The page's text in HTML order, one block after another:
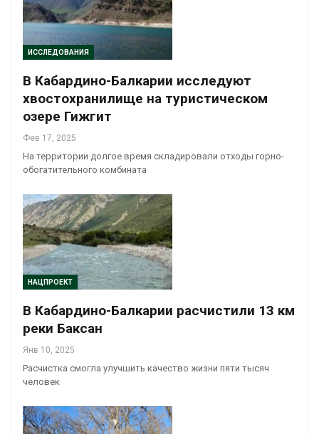
ИССЛЕДОВАНИЯ
В Кабардино-Балкарии исследуют
хвостохранилище на туристическом
озере Гижгит
Фев 17, 2025
На территории долгое время складировали отходы горно-
обогатительного комбината
НАЦПРОЕКТ
В Кабардино-Балкарии расчистили 13 км
реки Баксан
Янв 10, 2025
Расчистка смогла улучшить качество жизни пяти тысяч
человек